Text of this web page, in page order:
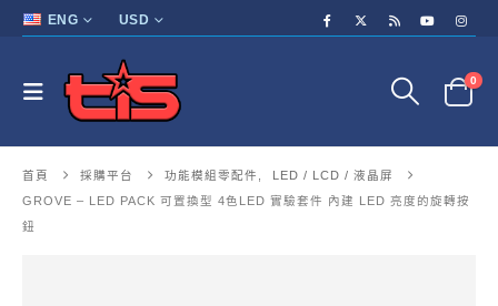
ENG USD
0
首頁 採購平台 功能模組零配件
LED / LCD / 液晶屏
GROVE – LED PACK 可置換型 4色LED 實驗套件 內建 LED 亮度的旋轉按
鈕